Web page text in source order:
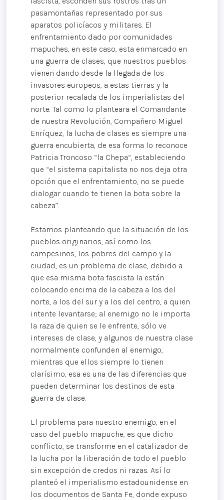
pasamontañas representado por sus
aparatos policíacos y militares. El
enfrentamiento dado por comunidades
mapuches, en este caso, esta enmarcado en
una guerra de clases, que nuestros pueblos
vienen dando desde la llegada de los
invasores europeos, a estas tierras y la
posterior recalada de los imperialistas del
norte. Tal como lo planteara el Comandante
de nuestra Revolución, Compañero Miguel
Enríquez, la lucha de clases es siempre una
guerra encubierta, de esa forma lo reconoce
Patricia Troncoso “la Chepa“, estableciendo
que “el sistema capitalista no nos deja otra
opción que el enfrentamiento, no se puede
dialogar cuando te tienen la bota sobre la
cabeza”.
Estamos planteando que la situación de los
pueblos originarios, así como los
campesinos, los pobres del campo y la
ciudad, es un problema de clase, debido a
que esa misma bota fascista la están
colocando encima de la cabeza a los del
norte, a los del sur y a los del centro, a quien
intente levantarse; al enemigo no le importa
la raza de quien se le enfrente, sólo ve
intereses de clase, y algunos de nuestra clase
normalmente confunden al enemigo,
mientras que ellos siempre lo tienen
clarísimo, esa es una de las diferencias que
pueden determinar los destinos de esta
guerra de clase.
El problema para nuestro enemigo, en el
caso del pueblo mapuche, es que dicho
conflicto, se transforme en el catalizador de
la lucha por la liberación de todo el pueblo
sin excepción de credos ni razas. Así lo
planteó el imperialismo estadounidense en
los documentos de Santa Fe, donde expuso